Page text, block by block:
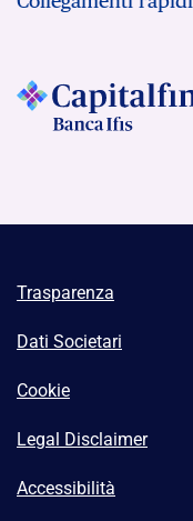
Trasparenza
Dati Societari
Cookie
Legal Disclaimer
Accessibilità